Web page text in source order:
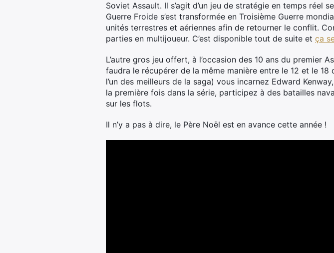
Soviet Assault. Il s’agit d’un jeu de stratégie en temps réel
Guerre Froide s’est transformée en Troisième Guerre
unités terrestres et aériennes afin de retourner le conflit.
parties en multijoueur. C’est disponible tout de suite et ça
L’autre gros jeu offert, à l’occasion des 10 ans du premier
faudra le récupérer de la même manière entre le 12 et le
l’un des meilleurs de la saga) vous incarnez Edward
la première fois dans la série, participez à des batailles
sur les flots.
Il n’y a pas à dire, le Père Noël est en avance cette année !